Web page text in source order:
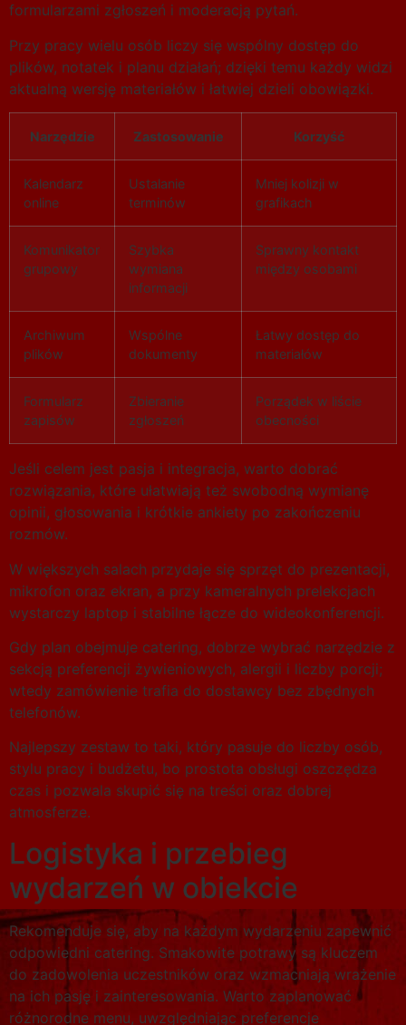
formularzami zgłoszeń i moderacją pytań.
Przy pracy wielu osób liczy się wspólny dostęp do
plików, notatek i planu działań; dzięki temu każdy widzi
aktualną wersję materiałów i łatwiej dzieli obowiązki.
Narzędzie Zastosowanie Korzyść
Kalendarz
online
Ustalanie
terminów
Mniej kolizji w
grafikach
Komunikator
grupowy
Szybka
wymiana
informacji
Sprawny kontakt
między osobami
Archiwum
plików
Wspólne
dokumenty
Łatwy dostęp do
materiałów
Formularz
zapisów
Zbieranie
zgłoszeń
Porządek w liście
obecności
Jeśli celem jest pasja i integracja, warto dobrać
rozwiązania, które ułatwiają też swobodną wymianę
opinii, głosowania i krótkie ankiety po zakończeniu
rozmów.
W większych salach przydaje się sprzęt do prezentacji,
mikrofon oraz ekran, a przy kameralnych prelekcjach
wystarczy laptop i stabilne łącze do wideokonferencji.
Gdy plan obejmuje catering, dobrze wybrać narzędzie z
sekcją preferencji żywieniowych, alergii i liczby porcji;
wtedy zamówienie trafia do dostawcy bez zbędnych
telefonów.
Najlepszy zestaw to taki, który pasuje do liczby osób,
stylu pracy i budżetu, bo prostota obsługi oszczędza
czas i pozwala skupić się na treści oraz dobrej
atmosferze.
Logistyka i przebieg
wydarzeń w obiekcie
Rekomenduje się, aby na każdym wydarzeniu zapewnić
odpowiedni catering. Smakowite potrawy są kluczem
do zadowolenia uczestników oraz wzmacniają wrażenie
na ich pasję i zainteresowania. Warto zaplanować
różnorodne menu, uwzględniając preferencje